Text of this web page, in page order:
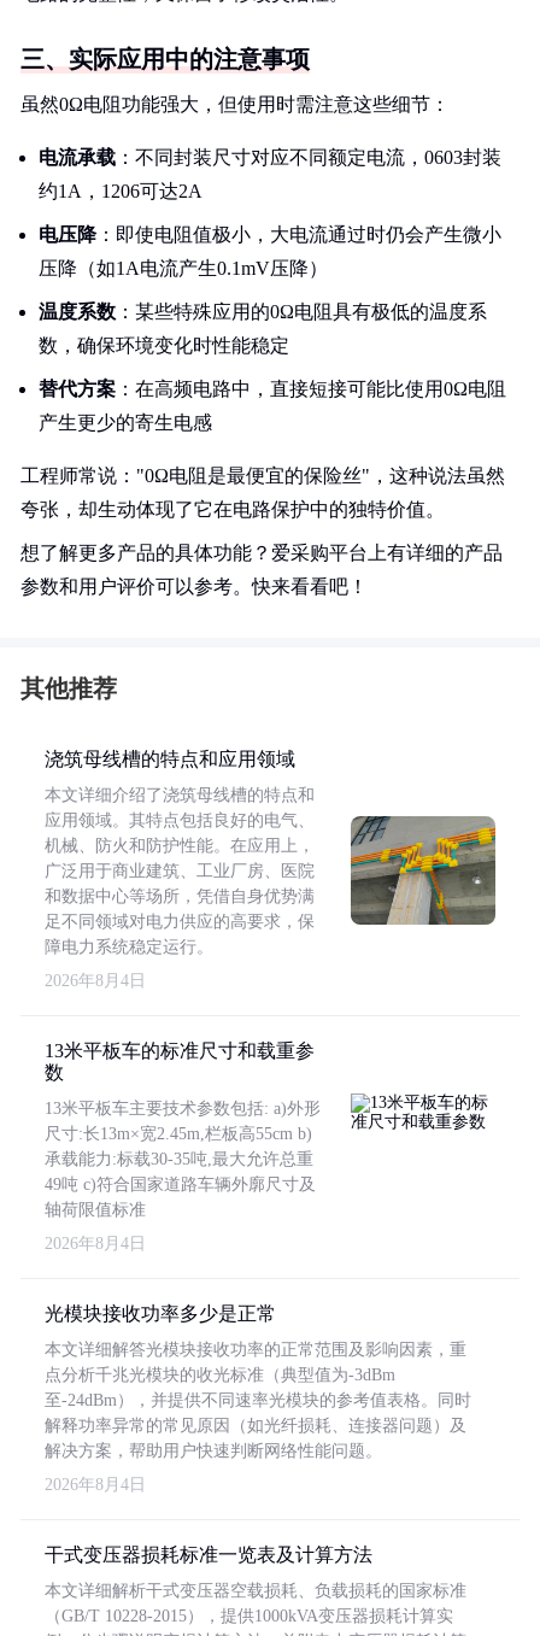
三、实际应用中的注意事项
虽然0Ω电阻功能强大，但使用时需注意这些细节：
电流承载 ：不同封装尺寸对应不同额定电流，0603封装
约1A，1206可达2A
电压降：即使电阻值极小，大电流通过时仍会产生微小
压降（如1A电流产生0.1mV压降）
温度系数 ：某些特殊应用的0Ω电阻具有极低的温度系
数，确保环境变化时性能稳定
替代方案 ：在高频电路中，直接短接可能比使用0Ω电阻
产生更少的寄生电感
工程师常说："0Ω电阻是最便宜的保险丝"，这种说法虽然
夸张，却生动体现了它在电路保护中的独特价值。
想了解更多产品的具体功能？爱采购平台上有详细的产品
参数和用户评价可以参考。快来看看吧！
其他推荐
浇筑母线槽的特点和应用领域
本文详细介绍了浇筑母线槽的特点和
应用领域。其特点包括良好的电气、
机械、防火和防护性能。在应用上，
广泛用于商业建筑、工业厂房、医院
和数据中心等场所，凭借自身优势满
足不同领域对电力供应的高要求，保
障电力系统稳定运行。
2026年8月4日
13米平板车的标准尺寸和载重参
数
13米平板车主要技术参数包括: a)外形
尺寸:长13m×宽2.45m,栏板高55cm b)
承载能力:标载30-35吨,最大允许总重
49吨 c)符合国家道路车辆外廓尺寸及
轴荷限值标准
2026年8月4日
光模块接收功率多少是正常
本文详细解答光模块接收功率的正常范围及影响因素，重
点分析千兆光模块的收光标准（典型值为-3dBm
至-24dBm），并提供不同速率光模块的参考值表格。同时
解释功率异常的常见原因（如光纤损耗、连接器问题）及
解决方案，帮助用户快速判断网络性能问题。
2026年8月4日
干式变压器损耗标准一览表及计算方法
本文详细解析干式变压器空载损耗、负载损耗的国家标准
（GB/T 10228-2015），提供1000kVA变压器损耗计算实